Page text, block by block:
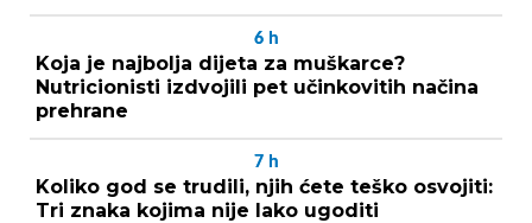
6 h
Koja je najbolja dijeta za muškarce?
Nutricionisti izdvojili pet učinkovitih načina
prehrane
7 h
Koliko god se trudili, njih ćete teško osvojiti:
Tri znaka kojima nije lako ugoditi